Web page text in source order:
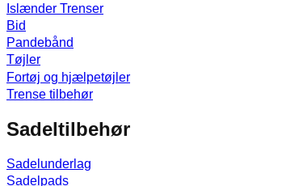
Islænder Trenser
Bid
Pandebånd
Tøjler
Fortøj og hjælpetøjler
Trense tilbehør
Sadeltilbehør
Sadelunderlag
Sadelpads